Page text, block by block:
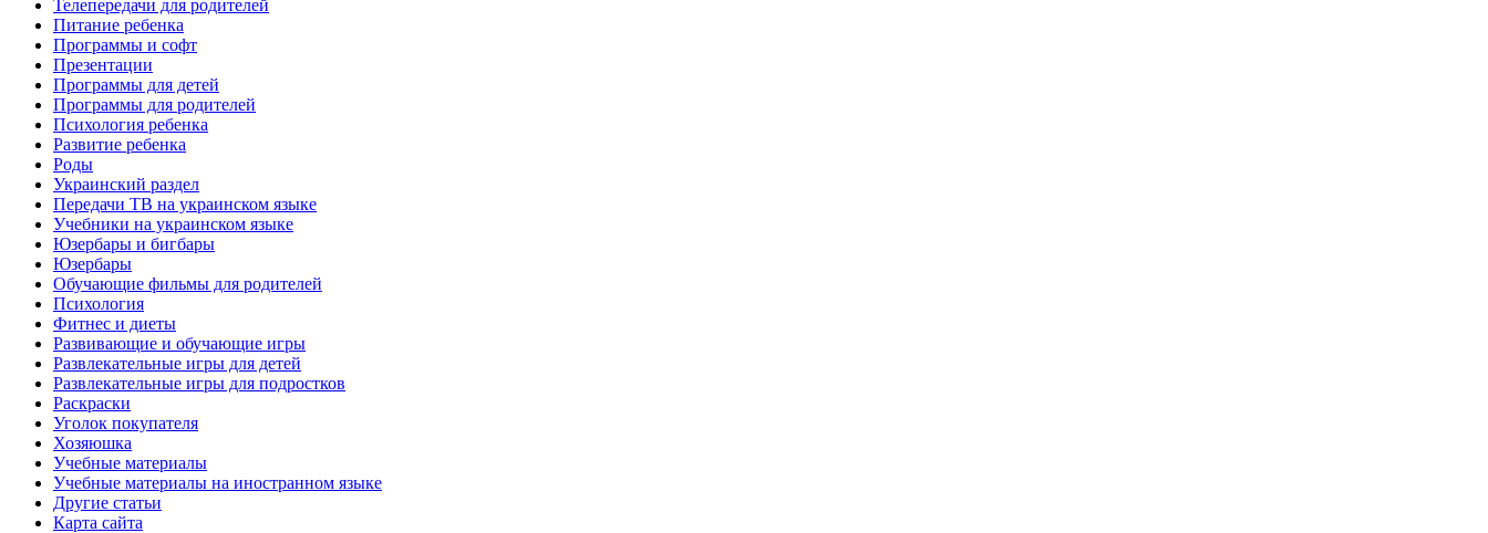
Телепередачи для родителей
Питание ребенка
Программы и софт
Презентации
Программы для детей
Программы для родителей
Психология ребенка
Развитие ребенка
Роды
Украинский раздел
Передачи ТВ на украинском языке
Учебники на украинском языке
Юзербары и бигбары
Юзербары
Обучающие фильмы для родителей
Психология
Фитнес и диеты
Развивающие и обучающие игры
Развлекательные игры для детей
Развлекательные игры для подростков
Раскраски
Уголок покупателя
Хозяюшка
Учебные материалы
Учебные материалы на иностранном языке
Другие статьи
Карта сайта